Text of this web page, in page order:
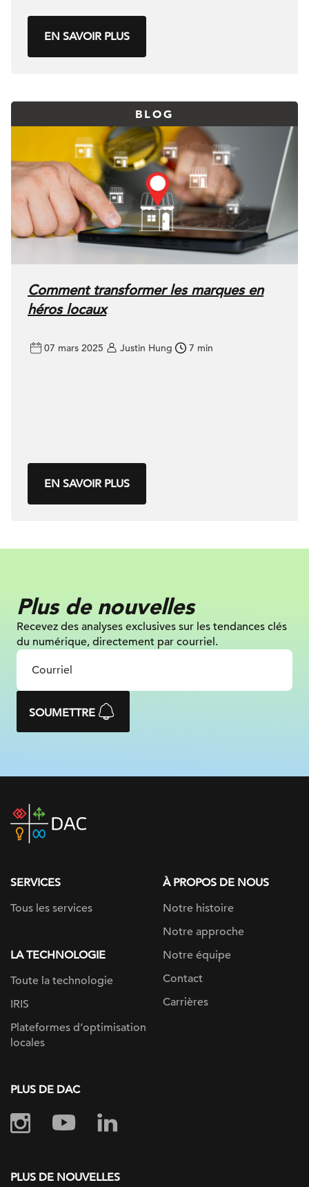
EN SAVOIR PLUS
BLOG
Comment transformer les marques en
héros locaux
07 mars 2025 Justin Hung 7 min
EN SAVOIR PLUS
Plus de nouvelles
Recevez des analyses exclusives sur les tendances clés
du numérique, directement par courriel.
SOUMETTRE
DAC
home
SERVICES
Tous les services
LA TECHNOLOGIE
Toute la technologie
IRIS
Plateformes d’optimisation
locales
À PROPOS DE NOUS
Notre histoire
Notre approche
Notre équipe
Contact
Carrières
PLUS DE DAC
PLUS DE NOUVELLES